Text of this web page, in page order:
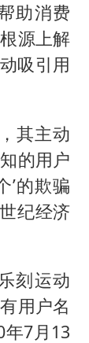
助消费
源上解
吸引用
其主动
的用户
’的欺骗
纪经济
刻运动
用户名
年7月13